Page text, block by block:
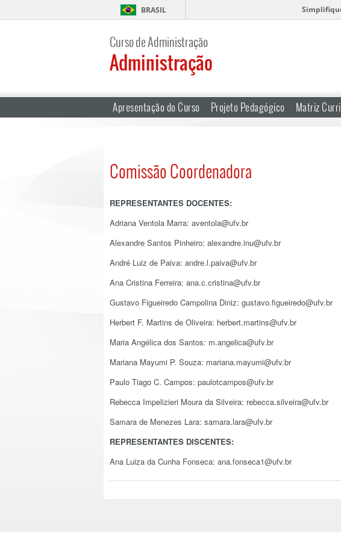
BRASIL
Curso de Administração
Administração
Apresentação do Curso Projeto Pedagógico Matriz
Comissão Coordenadora
REPRESENTANTES DOCENTES:
Adriana Ventola Marra: aventola@ufv.br
Alexandre Santos Pinheiro: alexandre.inu@ufv.br
André Luiz de Paiva: andre.l.paiva@ufv.br
Ana Cristina Ferreira: ana.c.cristina@ufv.br
Gustavo Figueiredo Campolina Diniz: gustavo.figueiredo@ufv.br
Herbert F. Martins de Oliveira: herbert.martins@ufv.br
Maria Angélica dos Santos: m.angelica@ufv.br
Mariana Mayumi P. Souza: mariana.mayumi@ufv.br
Paulo Tiago C. Campos: paulotcampos@ufv.br
Rebecca Impelizieri Moura da Silveira: rebecca.silveira@ufv.br
Samara de Menezes Lara: samara.lara@ufv.br
REPRESENTANTES DISCENTES:
Ana Luiza da Cunha Fonseca: ana.fonseca1@ufv.br